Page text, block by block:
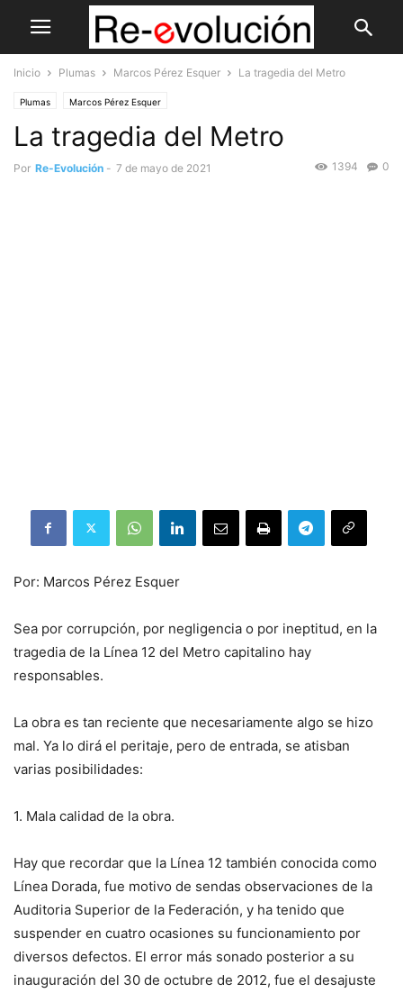
Inicio Plumas Marcos Pérez Esquer La tragedia del Metro
Plumas Marcos Pérez Esquer
La tragedia del Metro
Por Re-Evolución - 7 de mayo de 2021 0
1394
Por: Marcos Pérez Esquer
Sea por corrupción, por negligencia o por ineptitud, en la
tragedia de la Línea 12 del Metro capitalino hay
responsables.
La obra es tan reciente que necesariamente algo se hizo
mal. Ya lo dirá el peritaje, pero de entrada, se atisban
varias posibilidades:
1. Mala calidad de la obra.
Hay que recordar que la Línea 12 también conocida como
Línea Dorada, fue motivo de sendas observaciones de la
Auditoria Superior de la Federación, y ha tenido que
suspender en cuatro ocasiones su funcionamiento por
diversos defectos. El error más sonado posterior a su
inauguración del 30 de octubre de 2012, fue el desajuste